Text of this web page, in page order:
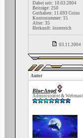
Dabei seit: 10.03.2004
Beiträge: 250
Guthaben: 11.693 Coins
Kontonummer: 15
Alter: 35
Herkunft: österreich
03.11.2004
Autor
Blue-Angel
Administrator &